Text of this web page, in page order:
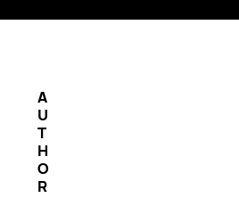
A
U
T
H
O
R